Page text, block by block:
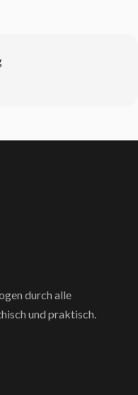
durch alle
und praktisch.